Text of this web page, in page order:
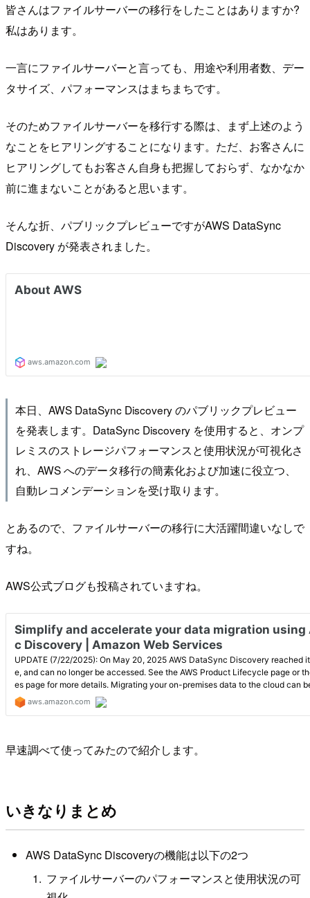
皆さんはファイルサーバーの移行をしたことはありますか?
私はあります。
一言にファイルサーバーと言っても、用途や利用者数、デー
タサイズ、パフォーマンスはまちまちです。
そのためファイルサーバーを移行する際は、まず上述のよう
なことをヒアリングすることになります。ただ、お客さんに
ヒアリングしてもお客さん自身も把握しておらず、なかなか
前に進まないことがあると思います。
そんな折、パブリックプレビューですがAWS DataSync
Discovery が発表されました。
本日、AWS DataSync Discovery のパブリックプレビュー
を発表します。DataSync Discovery を使用すると、オンプ
レミスのストレージパフォーマンスと使用状況が可視化さ
れ、AWS へのデータ移行の簡素化および加速に役立つ、
自動レコメンデーションを受け取ります。
とあるので、ファイルサーバーの移行に大活躍間違いなしで
すね。
AWS公式ブログも投稿されていますね。
早速調べて使ってみたので紹介します。
いきなりまとめ
AWS DataSync Discoveryの機能は以下の2つ
ファイルサーバーのパフォーマンスと使用状況の可